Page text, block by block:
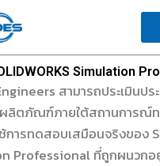
Simulation
สามารถประเมินป
ลิตภัณฑ์ภายใต้สถานการณ์
การทดสอบเสมือนจริงของ
Professional ที่ถูกผนวกอยู่